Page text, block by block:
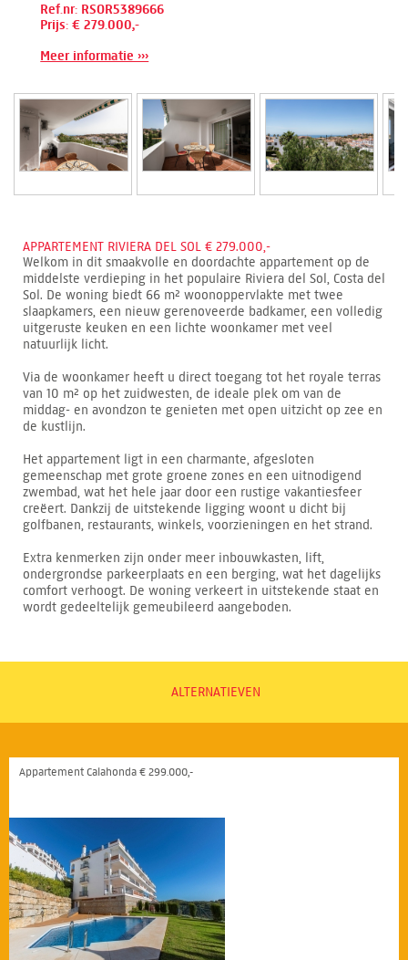
Ref.nr: RSOR5389666
Prijs: € 279.000,-
Meer informatie ›››
APPARTEMENT RIVIERA DEL SOL € 279.000,-
Welkom in dit smaakvolle en doordachte appartement op de
middelste verdieping in het populaire Riviera del Sol, Costa del
Sol. De woning biedt 66 m² woonoppervlakte met twee
slaapkamers, een nieuw gerenoveerde badkamer, een volledig
uitgeruste keuken en een lichte woonkamer met veel
natuurlijk licht.
Via de woonkamer heeft u direct toegang tot het royale terras
van 10 m² op het zuidwesten, de ideale plek om van de
middag- en avondzon te genieten met open uitzicht op zee en
de kustlijn.
Het appartement ligt in een charmante, afgesloten
gemeenschap met grote groene zones en een uitnodigend
zwembad, wat het hele jaar door een rustige vakantiesfeer
creëert. Dankzij de uitstekende ligging woont u dicht bij
golfbanen, restaurants, winkels, voorzieningen en het strand.
Extra kenmerken zijn onder meer inbouwkasten, lift,
ondergrondse parkeerplaats en een berging, wat het dagelijks
comfort verhoogt. De woning verkeert in uitstekende staat en
wordt gedeeltelijk gemeubileerd aangeboden.
ALTERNATIEVEN
Appartement Calahonda € 299.000,-